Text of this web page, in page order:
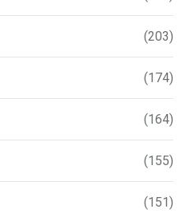
(203)
(174)
(164)
(155)
(151)